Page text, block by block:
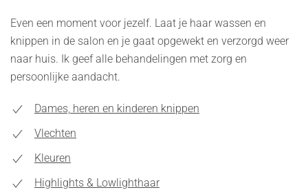
Even een moment voor jezelf. Laat je haar wassen en
knippen in de salon en je gaat opgewekt en verzorgd weer
naar huis. Ik geef alle behandelingen met zorg en
persoonlijke aandacht.
Dames, heren en kinderen knippen
Vlechten
Kleuren
Highlights & Lowlighthaar